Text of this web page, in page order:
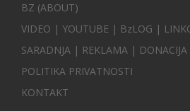
BZ (ABOUT)
VIDEO | YOUTUBE | BzLOG |
SARADNJA | REKLAMA | DONACIJA
POLITIKA PRIVATNOSTI
KONTAKT